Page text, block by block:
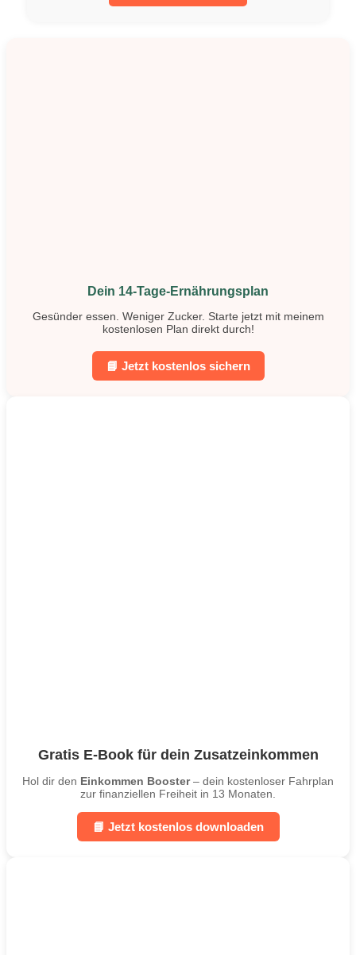
Dein 14-Tage-Ernährungsplan
Gesünder essen. Weniger Zucker. Starte jetzt mit meinem
kostenlosen Plan direkt durch!
📘 Jetzt kostenlos sichern
Gratis E-Book für dein Zusatzeinkommen
Hol dir den Einkommen Booster– dein kostenloser Fahrplan
zur finanziellen Freiheit in 13 Monaten.
📘 Jetzt kostenlos downloaden